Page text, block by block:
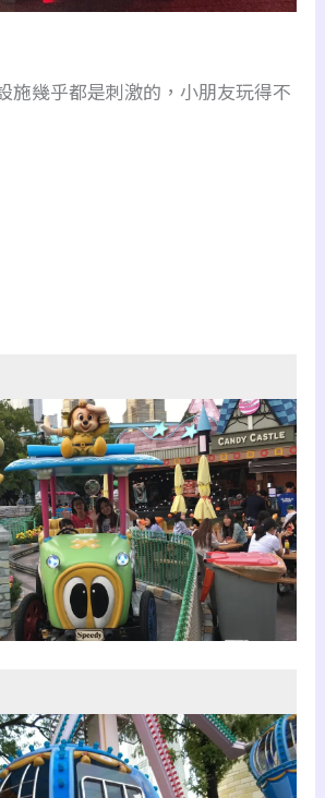
施幾乎都是刺激的，小朋友玩得不